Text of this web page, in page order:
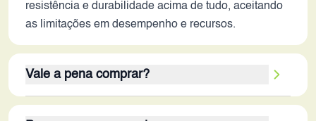
resistência e durabilidade acima de tudo, aceitando
as limitações em desempenho e recursos.
Vale a pena comprar?